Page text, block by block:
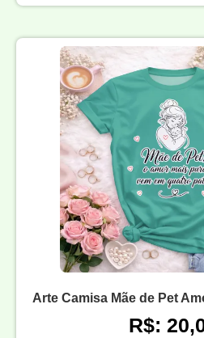
Arte Camisa Mãe de Pet
R$: